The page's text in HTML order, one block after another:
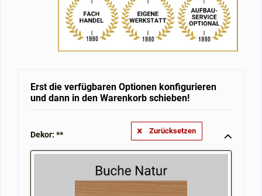
Erst die verfügbaren Optionen konfigurieren
und dann in den Warenkorb schieben!
Dekor: ** Zurücksetzen